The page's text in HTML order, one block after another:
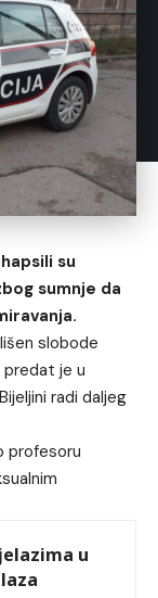
su
sumnje da
slobode
predat je u
radi daljeg
profesoru
u